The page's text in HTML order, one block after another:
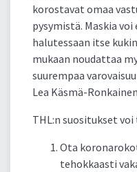
korostavat omaa
pysymistä. Maskia
halutessaan itse
mukaan noudattaa
suurempaa
Lea Käsmä-
THL:n suositukset
Ota
tehokkaasti